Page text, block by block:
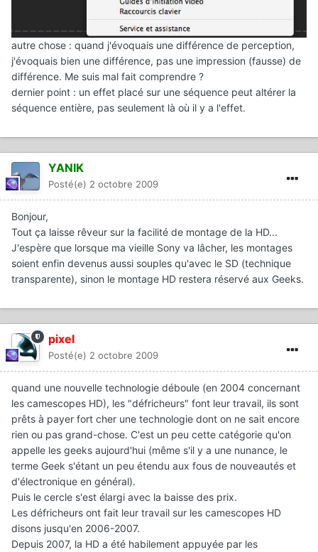
autre chose : quand j'évoquais une différence de perception,
j'évoquais bien une différence, pas une impression (fausse) de
différence. Me suis mal fait comprendre ?
dernier point : un effet placé sur une séquence peut altérer la
séquence entière, pas seulement là où il y a l'effet.
YANIK
Posté(e) 2 octobre 2009
Bonjour,
Tout ça laisse rêveur sur la facilité de montage de la HD...
J'espère que lorsque ma vieille Sony va lâcher, les montages
soient enfin devenus aussi souples qu'avec le SD (technique
transparente), sinon le montage HD restera réservé aux Geeks.
pixel
Posté(e) 2 octobre 2009
quand une nouvelle technologie déboule (en 2004 concernant
les camescopes HD), les "défricheurs" font leur travail, ils sont
prêts à payer fort cher une technologie dont on ne sait encore
rien ou pas grand-chose. C'est un peu cette catégorie qu'on
appelle les geeks aujourd'hui (même s'il y a une nunance, le
terme Geek s'étant un peu étendu aux fous de nouveautés et
d'électronique en général).
Puis le cercle s'est élargi avec la baisse des prix.
Les défricheurs ont fait leur travail sur les camescopes HD
disons jusqu'en 2006-2007.
Depuis 2007, la HD a été habilement appuyée par les